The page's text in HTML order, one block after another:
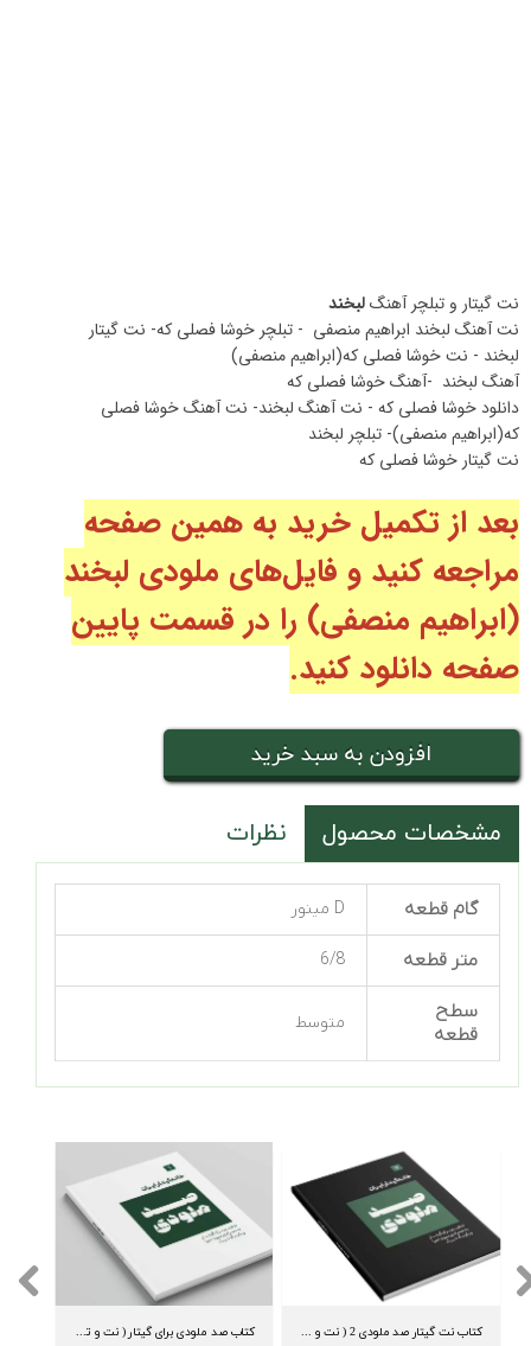
نت گیتار و تبلچر آهنگلبخند
نت آهنگ لبخند ابراهیم منصفی - تبلچر خوشا فصلی که- نت گیتار
لبخند - نت خوشا فصلی که(ابراهیم منصفی)
آهنگ لبخند -آهنگ خوشا فصلی که
دانلود خوشا فصلی که - نت آهنگ لبخند- نت آهنگ خوشا فصلی
که(ابراهیم منصفی)- تبلچر لبخند
نت گیتار خوشا فصلی که
بعد از تکمیل خرید به همین صفحه
مراجعه کنید و فایل‌های ملودی لبخند
(ابراهیم منصفی) را در قسمت پایین
صفحه دانلود کنید.
افزودن به سبد خرید
مشخصات محصول نظرات
گام قطعه D مینور
متر قطعه 6/8
سطح
قطعه
متوسط
کتاب صد ملودی برای گیتار ( نت و تبلچر، آکورد، ویدیوی اجرا و بکینگ ترک) کتاب نت گیتار صد ملودی 2 ( نت و تبلچر، آکورد، ویدیوی اجرا و بکینگ ترک)